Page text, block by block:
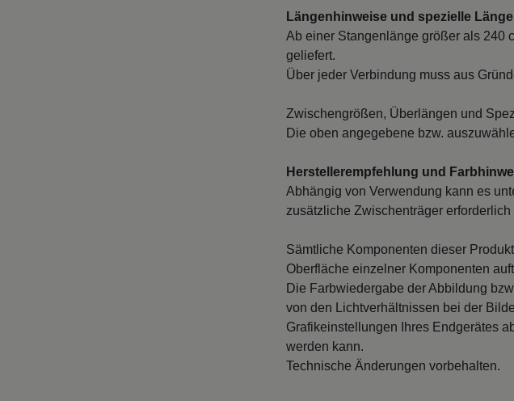
Längenhinweise und spezielle
Ab einer Stangenlänge größer als 240
geliefert.
Über jeder Verbindung muss aus
Zwischengrößen, Überlängen und
Die oben angegebene bzw.
Herstellerempfehlung und
Abhängig von Verwendung kann es
zusätzliche Zwischenträger
Sämtliche Komponenten dieser
Oberfläche einzelner Komponenten
Die Farbwiedergabe der Abbildung
von den Lichtverhältnissen bei der
Grafikeinstellungen Ihres Endgerätes
werden kann.
Technische Änderungen vorbehalten.